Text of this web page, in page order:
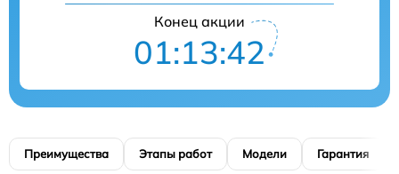
Конец акции
01:13:41
Преимущества Этапы работ Модели Гарантия